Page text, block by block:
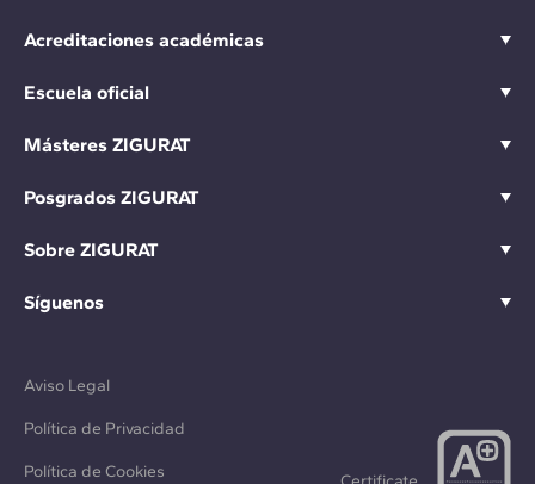
Acreditaciones académicas
Escuela oficial
Másteres ZIGURAT
Posgrados ZIGURAT
Sobre ZIGURAT
Síguenos
Aviso Legal
Política de Privacidad
Política de Cookies